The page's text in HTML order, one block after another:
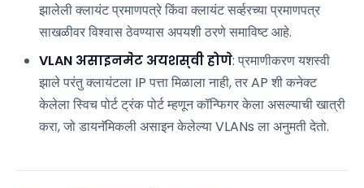
झालेली क्लायंट प्रमाणपत्रे किंवा क्लायंट सर्व्हरच्या प्रमाणपत्र
साखळीवर विश्वास ठेवण्यास अपयशी ठरणे समाविष्ट आहे.
VLAN असाइनमेंट अयशस्वी होणे: प्रमाणीकरण यशस्वी
झाले परंतु क्लायंटला IP पत्ता मिळाला नाही, तर AP शी कनेक्ट
केलेला स्विच पोर्ट ट्रंक पोर्ट म्हणून कॉन्फिगर केला असल्याची खात्री
करा, जो डायनॅमिकली असाइन केलेल्या VLANs ला अनुमती देतो.